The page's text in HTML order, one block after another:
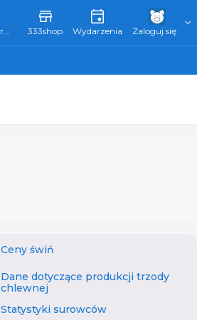
Katalog firm 333 333shop Wydarzenia Zaloguj się
Ceny świń
Dane dotyczące produkcji trzody
chlewnej
Statystyki surowców